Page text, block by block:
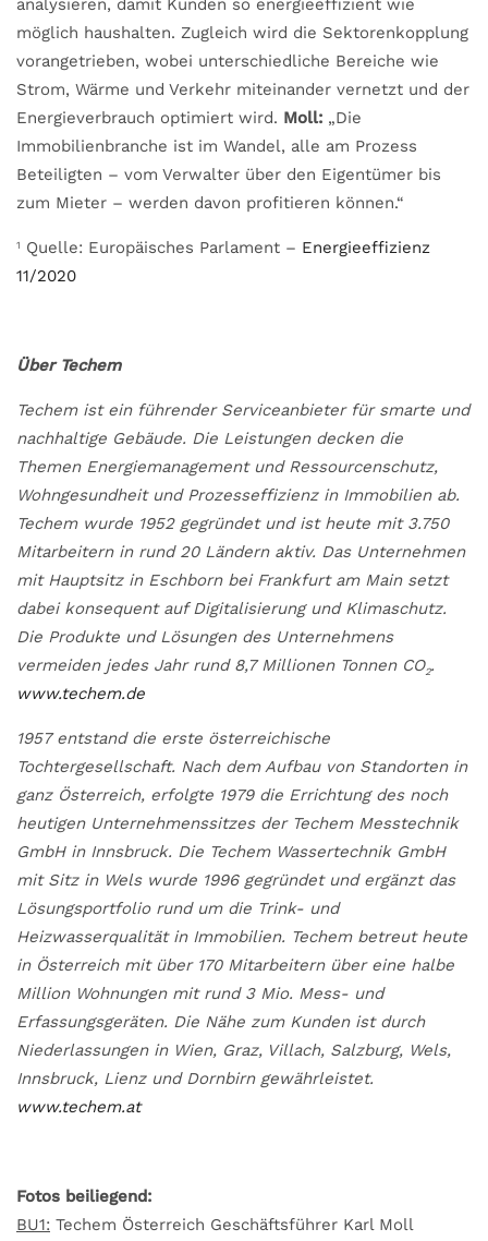
analysieren, damit Kunden so energieeffizient wie
möglich haushalten. Zugleich wird die Sektorenkopplung
vorangetrieben, wobei unterschiedliche Bereiche wie
Strom, Wärme und Verkehr miteinander vernetzt und der
Energieverbrauch optimiert wird. Moll: „Die
Immobilienbranche ist im Wandel, alle am Prozess
Beteiligten – vom Verwalter über den Eigentümer bis
zum Mieter – werden davon profitieren können.“
1 Quelle: Europäisches Parlament – Energieeffizienz
11/2020
Über Techem
Techem ist ein führender Serviceanbieter für smarte und
nachhaltige Gebäude. Die Leistungen decken die
Themen Energiemanagement und Ressourcenschutz,
Wohngesundheit und Prozesseffizienz in Immobilien ab.
Techem wurde 1952 gegründet und ist heute mit 3.750
Mitarbeitern in rund 20 Ländern aktiv. Das Unternehmen
mit Hauptsitz in Eschborn bei Frankfurt am Main setzt
dabei konsequent auf Digitalisierung und Klimaschutz.
Die Produkte und Lösungen des Unternehmens
vermeiden jedes Jahr rund 8,7 Millionen Tonnen CO2.
www.techem.de
1957 entstand die erste österreichische
Tochtergesellschaft. Nach dem Aufbau von Standorten in
ganz Österreich, erfolgte 1979 die Errichtung des noch
heutigen Unternehmenssitzes der Techem Messtechnik
GmbH in Innsbruck. Die Techem Wassertechnik GmbH
mit Sitz in Wels wurde 1996 gegründet und ergänzt das
Lösungsportfolio rund um die Trink- und
Heizwasserqualität in Immobilien. Techem betreut heute
in Österreich mit über 170 Mitarbeitern über eine halbe
Million Wohnungen mit rund 3 Mio. Mess- und
Erfassungsgeräten. Die Nähe zum Kunden ist durch
Niederlassungen in Wien, Graz, Villach, Salzburg, Wels,
Innsbruck, Lienz und Dornbirn gewährleistet.
www.techem.at
Fotos beiliegend:
BU1: Techem Österreich Geschäftsführer Karl Moll